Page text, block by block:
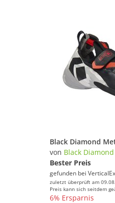
von Black Diamond
Bester Preis
gefunden bei
zuletzt überprüft am
Preis kann sich seitdem
6% Ersparnis